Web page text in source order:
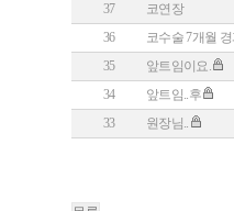
37
코연장
36
코수술 7개월
35
앞트임이요.
34
앞트임..후
33
원장님..